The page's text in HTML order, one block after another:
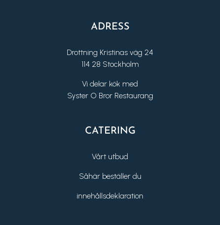
ADRESS
Drottning Kristinas väg 24
114 28 Stockholm
Vi delar kök med
Syster O Bror Restaurang
CATERING
Vårt utbud
Såhär beställer du
innehållsdeklaration